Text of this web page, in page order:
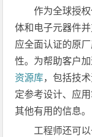
作为全球授
体和电子元器件
应全面认证的原
性。为帮助客户
资源库，包括技
定参考设计、应
其他有用的信息。
工程师还可